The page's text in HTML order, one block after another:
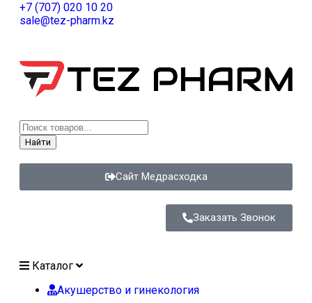
+7 (707) 020 10 20
sale@tez-pharm.kz
Найти
Сайт Медрасходка
Заказать Звонок
Каталог
Акушерство и гинекология